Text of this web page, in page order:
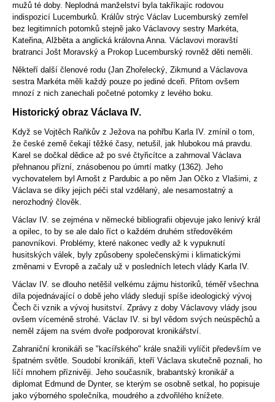
mužů té doby. Neplodná manželství byla takříkajíc rodovou
indispozicí Lucemburků. Králův strýc Václav Lucemburský zemřel
bez legitimních potomků stejně jako Václavovy sestry Markéta,
Kateřina, Alžběta a anglická královnaAnna. Václavovi moravští
bratranci Jošt Moravský a Prokop Lucemburský rovněž děti neměli.
Někteří další členové rodu (Jan Zhořelecký, Zikmund a Václavova
sestra Markétaměli každý pouze po jediné dceři. Přitom ovšem
mnozí z nich zanechali početné potomky z levého boku.
Historický obraz Václava IV.
Když se Vojtěch Raňkův z Ježovana pohřbu Karla IV. zmínil o tom,
že české země čekají těžké časy, netušil, jak hlubokou má pravdu.
Karel se dočkal dědice až po své čtyřicítce a zahrnoval Václava
přehnanou přízní, znásobenou po úmrtí matky (1362). Jeho
vychovatelem byl Arnošt z Pardubic a po něm Jan Očko z Vlašimi, z
Václava se díky jejich péči stal vzdělaný, ale nesamostatný a
nerozhodný člověk.
Václav IV. se zejména v německé bibliografii objevuje jako lenivý král
a opilec, to by se ale dalo říct o každém druhém středověkém
panovníkovi. Problémy, které nakonec vedly až k vypuknutí
husitských válek, byly způsobeny společenskými i klimatickými
změnami v Evropě a začaly už v posledních letech vlády Karla IV.
Václav IV. se dlouho netěšil velkému zájmu historiků, téměř všechna
díla pojednávající o době jeho vlády sledují spíše ideologický vývoj
Čech či vznik a vývoj husitství. Zprávy z doby Václavovy vlády jsou
ovšem víceméně strohé. Václav IV. si byl vědom svých neúspěchů a
neměl zájem na svém dvoře podporovat kronikářství.
Zahraniční kronikáři se "kacířského" krále snažili vylíčit především ve
špatném světle. Soudobí kronikáři, kteří Václava skutečně poznali, ho
líčí mnohem příznivěji. Jeho současník, brabantský kronikář a
diplomat Edmund de Dynter, se kterým se osobně setkal, ho popisuje
jako výborného společníka, moudrého a zdvořilého knížete.